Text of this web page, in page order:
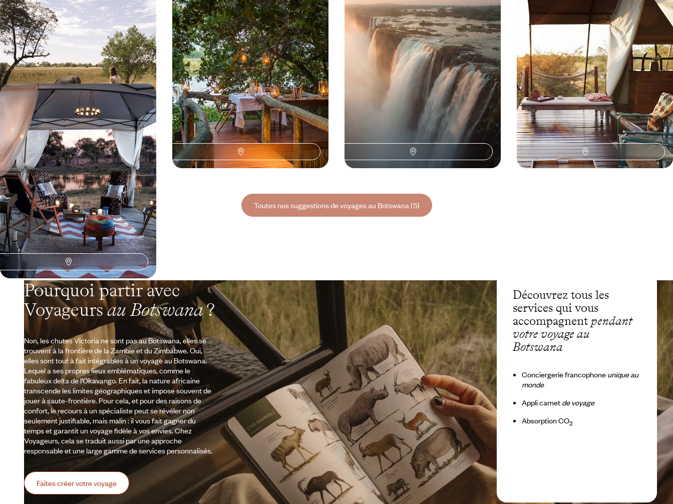
Une grande aventure à deux à la rencontre de
trois pays : Namibie, Zimbabwe et Botswana
13 jours, de CHF 6800 à CHF 9400
Belles lumières d’orage, floraison et grandes
migrations animales, l'expérience mémorable de
la hors-saison
10 jours, de CHF 6900 à CHF 9500
Dormir sous la tente avec vos enfants, survoler
les éléphants en avion-taxi, pagayer au cœur
d'un delta
11 jours, de CHF 7000 à CHF 9300
Multiplier les ambiances africaines, des
tonitruantes Vic Falls aux méconnus
Makgadikgadi Pans, via le mythique delta de
l'Okavango
9 jours, de CHF 7700 à CHF 11000
Glamping chic, sites d'exception -
Le Botswana en adresses exclusives
Le luxe au cœur de l’Afrique : du Zambèze à la
savane, un magnifique retour à l’époque des
explorateurs
9 jours, de CHF 8500 à CHF 11700
Toutes nos suggestions de voyages au Botswana (5)
Pourquoi partir avec
Voyageursau Botswana?
Non, les chutes Victoria ne sont pas au Botswana, elles se
trouvent à la frontière de la Zambie et du Zimbabwe. Oui,
elles sont tout à fait intégrables à un voyage au Botswana.
Lequel a ses propres lieux emblématiques, comme le
fabuleux delta de l’Okavango. En fait, la nature africaine
transcende les limites géographiques et impose souvent de
jouer à saute-frontière. Pour cela, et pour des raisons de
confort, le recours à un spécialiste peut se révéler non
seulement justifiable, mais malin : il vous fait gagner du
temps et garantit un voyage fidèle à vos envies. Chez
Voyageurs, cela se traduit aussi par une approche
responsable et une large gamme de services personnalisés.
Faites créer votre voyage
Découvrez tous les
services qui vous
accompagnent pendant
votre voyage au
Botswana
Conciergerie francophone unique au
monde
Appli carnet de voyage
Absorption CO2